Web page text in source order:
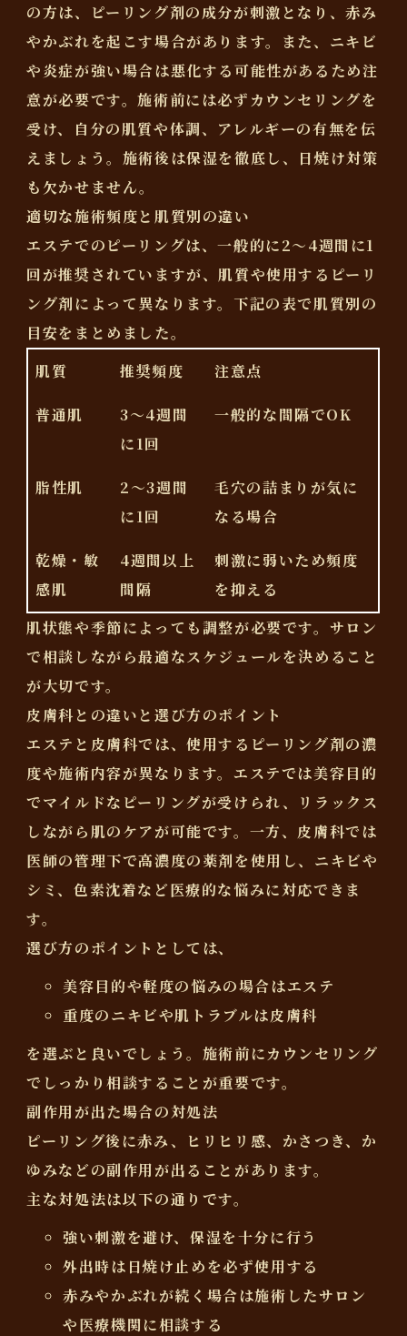
の方は、ピーリング剤の成分が刺激となり、赤み
やかぶれを起こす場合があります。 また、ニキビ
や炎症が強い場合は悪化する可能性があるため注
意が必要です。施術前には必ずカウンセリングを
受け、自分の肌質や体調、アレルギーの有無を伝
えましょう。施術後は保湿を徹底し、日焼け対策
も欠かせません。
適切な施術頻度と肌質別の違い
エステでのピーリングは、一般的に2〜4週間に1
回が推奨されていますが、肌質や使用するピーリ
ング剤によって異なります。下記の表で肌質別の
目安をまとめました。
肌質
推奨頻度 注意点
普通肌
3～4週間
に1回
一般的な間隔でOK
脂性肌
2～3週間
に1回
毛穴の詰まりが気に
なる場合
乾燥・敏
感肌
4週間以上
間隔
刺激に弱いため頻度
を抑える
肌状態や季節によっても調整が必要です。 サロン
で相談しながら最適なスケジュールを決めること
が大切です。
皮膚科との違いと選び方のポイント
エステと皮膚科では、使用するピーリング剤の濃
度や施術内容が異なります。 エステでは美容目的
でマイルドなピーリングが受けられ、リラックス
しながら肌のケアが可能です。 一方、皮膚科では
医師の管理下で高濃度の薬剤を使用し、ニキビや
シミ、色素沈着など医療的な悩みに対応できま
す。
選び方のポイントとしては、
美容目的や軽度の悩みの場合はエステ
重度のニキビや肌トラブルは皮膚科
を選ぶと良いでしょう。施術前にカウンセリング
でしっかり相談することが重要です。
副作用が出た場合の対処法
ピーリング後に赤み、ヒリヒリ感、かさつき、か
ゆみなどの副作用が出ることがあります。
主な対処法は以下の通りです。
強い刺激を避け、保湿を十分に行う
外出時は日焼け止めを必ず使用する
赤みやかぶれが続く場合は施術したサロン
や医療機関に相談する